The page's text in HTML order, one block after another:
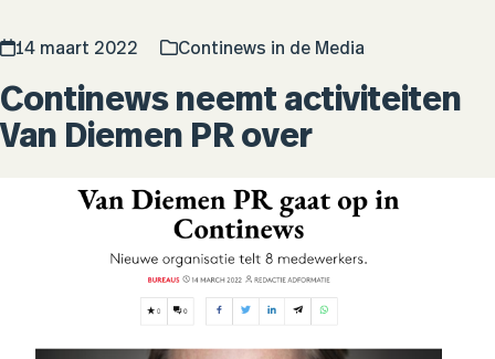
14 maart 2022 Continews in de Media
Continews neemt activiteiten
Van Diemen PR over